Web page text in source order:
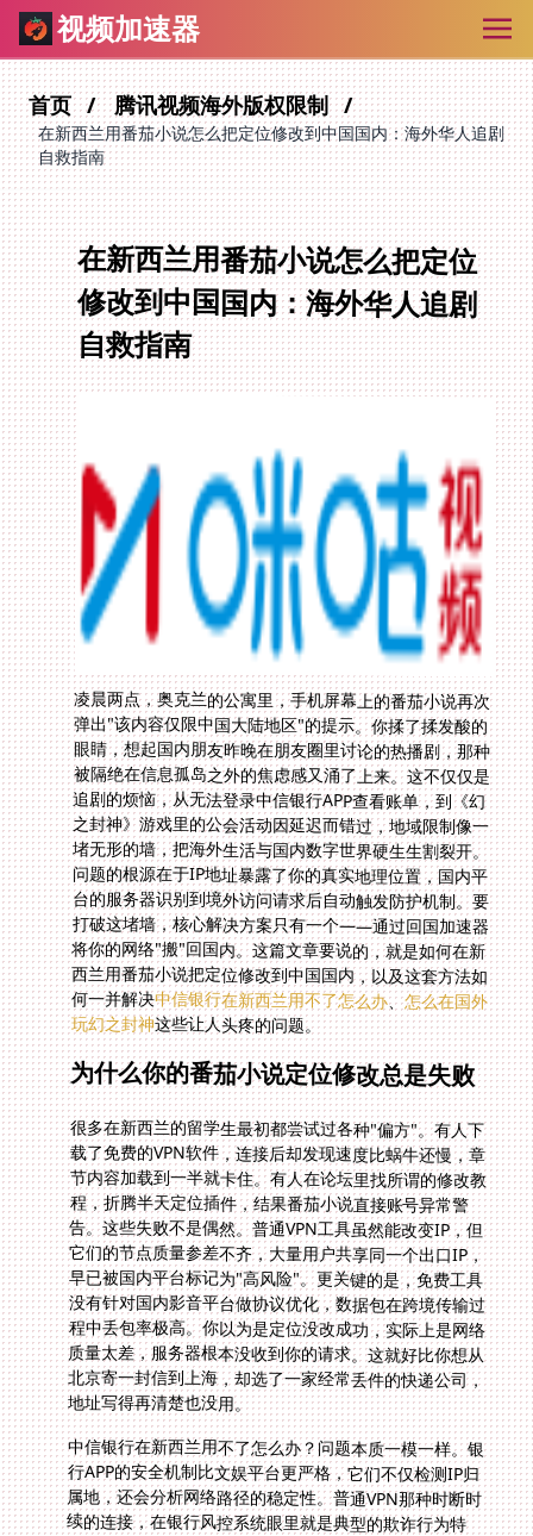
视频加速器
首页 腾讯视频海外版权限制
在新西兰用番茄小说怎么把定位修改到中国国内：海外华人追剧
自救指南
在新西兰用番茄小说怎么把定位
修改到中国国内：海外华人追剧
自救指南
凌晨两点，奥克兰的公寓里，手机屏幕上的番茄小说再次
弹出"该内容仅限中国大陆地区"的提示。你揉了揉发酸的
眼睛，想起国内朋友昨晚在朋友圈里讨论的热播剧，那种
被隔绝在信息孤岛之外的焦虑感又涌了上来。这不仅仅是
追剧的烦恼，从无法登录中信银行APP查看账单，到《幻
之封神》游戏里的公会活动因延迟而错过，地域限制像一
堵无形的墙，把海外生活与国内数字世界硬生生割裂开。
问题的根源在于IP地址暴露了你的真实地理位置，国内平
台的服务器识别到境外访问请求后自动触发防护机制。要
打破这堵墙，核心解决方案只有一个——通过回国加速器
将你的网络"搬"回国内。这篇文章要说的，就是如何在新
西兰用番茄小说把定位修改到中国国内，以及这套方法如
何一并解决中信银行在新西兰用不了怎么办、怎么在国外
玩幻之封神这些让人头疼的问题。
为什么你的番茄小说定位修改总是失败
很多在新西兰的留学生最初都尝试过各种"偏方"。有人下
载了免费的VPN软件，连接后却发现速度比蜗牛还慢，章
节内容加载到一半就卡住。有人在论坛里找所谓的修改教
程，折腾半天定位插件，结果番茄小说直接账号异常警
告。这些失败不是偶然。普通VPN工具虽然能改变IP，但
它们的节点质量参差不齐，大量用户共享同一个出口IP，
早已被国内平台标记为"高风险"。更关键的是，免费工具
没有针对国内影音平台做协议优化，数据包在跨境传输过
程中丢包率极高。你以为是定位没改成功，实际上是网络
质量太差，服务器根本没收到你的请求。这就好比你想从
北京寄一封信到上海，却选了一家经常丢件的快递公司，
地址写得再清楚也没用。
中信银行在新西兰用不了怎么办？问题本质一模一样。银
行APP的安全机制比文娱平台更严格，它们不仅检测IP归
属地，还会分析网络路径的稳定性。普通VPN那种时断时
续的连接，在银行风控系统眼里就是典型的欺诈行为特
征。至于怎么在国外玩幻之封神，游戏对网络的要求更苛
刻。延迟超过100毫秒，团战时你的技能释放就会慢半
拍；丢包率超过5%，角色瞬移、掉线重连成了家常便
饭。免费工具那种"能用就行"的思路，在这些场景下彻底